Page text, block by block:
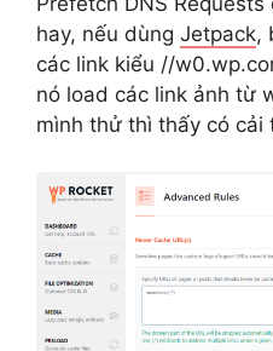
hay, nếu dùng Jetpack,
các link kiểu //
nó load các link ảnh từ
mình thử thì thấy có cải